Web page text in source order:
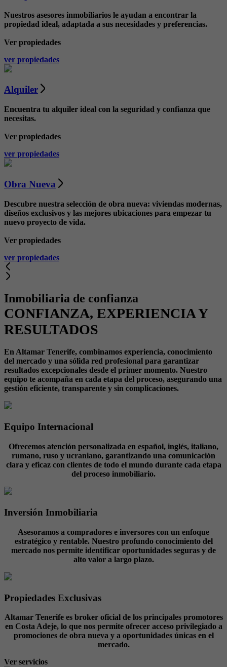
Nuestros asesores inmobiliarios le ayudan a encontrar la
propiedad ideal, adaptada a sus necesidades y preferencias.
Ver propiedades
ver propiedades
Alquiler
Encuentra tu alquiler ideal con la seguridad y confianza que
necesitas.
Ver propiedades
ver propiedades
Obra Nueva
Descubre nuestra selección de obra nueva: viviendas modernas,
diseños exclusivos y las mejores ubicaciones para empezar tu
nuevo proyecto de vida.
Ver propiedades
ver propiedades
Inmobiliaria de confianza
CONFIANZA, EXPERIENCIA Y
RESULTADOS
En Altamar Tenerife, combinamos experiencia, conocimiento
del mercado y una sólida red profesional para garantizar
resultados excepcionales desde el primer momento. Nuestro
equipo te acompaña en cada etapa del proceso, asegurando una
gestión eficiente, transparente y sin complicaciones.
Equipo Internacional
Ofrecemos atención personalizada en español, inglés, italiano,
rumano, ruso y ucraniano, garantizando una comunicación
clara y eficaz con clientes de todo el mundo durante cada etapa
del proceso inmobiliario.
Inversión Inmobiliaria
Asesoramos a compradores e inversores con un enfoque
estratégico y rentable. Nuestro profundo conocimiento del
mercado nos permite identificar oportunidades seguras y de
alto valor a largo plazo.
Propiedades Exclusivas
Altamar Tenerife es broker oficial de los principales promotores
en Costa Adeje, lo que nos permite ofrecer acceso privilegiado a
promociones de obra nueva y a oportunidades únicas en el
mercado.
Ver servicios